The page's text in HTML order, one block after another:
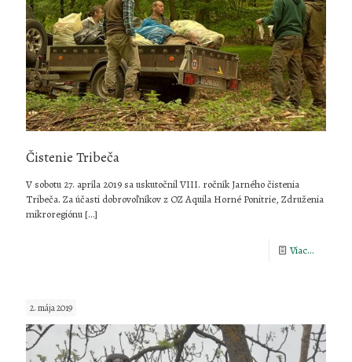
Čistenie Tribeča
V sobotu 27. apríla 2019 sa uskutočnil VIII. ročník Jarného čistenia
Tribeča. Za účasti dobrovoľníkov z OZ Aquila Horné Ponitrie, Združenia
mikroregiónu […]
Viac...
2. mája 2019